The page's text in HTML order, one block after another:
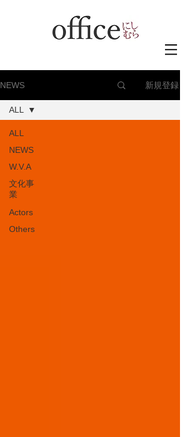
NEWS 新規登録
ALL
NEWS
W.V.A
文化事
業
Actors
Others
ALL